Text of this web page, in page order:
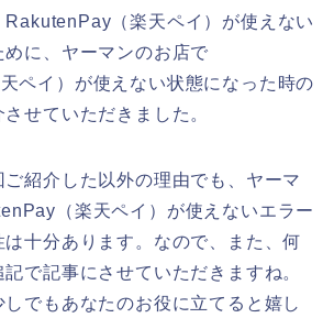
RakutenPay（楽天ペイ）が使えない
めに、ヤーマンのお店で
ペイ）が使えない状態になった時の
せていただきました。
紹介した以外の理由でも、ヤーマ
（楽天ペイ）が使えないエラー
十分あります。なので、また、何
で記事にさせていただきますね。
でもあなたのお役に立てると嬉し